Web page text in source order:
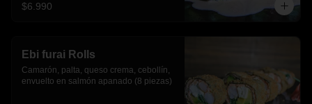
$6.990
Ebi furai Rolls
Camarón, palta, queso crema, cebollín,
envuelto en salmón apanado (8 piezas)